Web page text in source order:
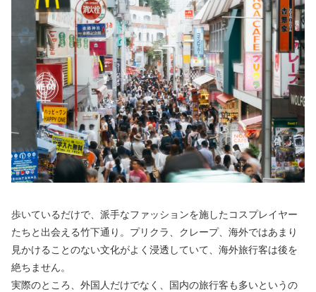
歩いているだけで、派手なファッションを施したコスプレイヤー
たちと出会える竹下通り。プリクラ、クレープ、海外ではあまり
見かけることのない文化がよく浸透していて、海外旅行客は後を
絶ちません。
実際のところ、外国人だけでなく、国内の旅行客も多いというの